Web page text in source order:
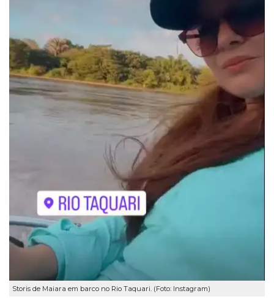
Storis de Maiara em barco no Rio Taquari. (Foto: Instagram)